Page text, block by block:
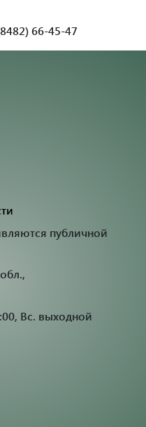
66-45-47
публичной
Вс. выходной